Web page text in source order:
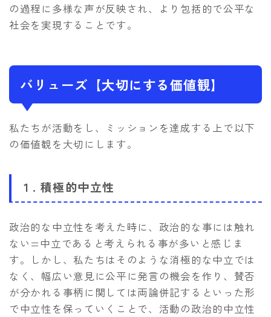
の過程に多様な声が反映され、より包括的で公平な
社会を実現することです。
バリューズ【大切にする価値観】
私たちが活動をし、ミッションを達成する上で以下
の価値観を大切にします。
１. 積極的中立性
政治的な中立性を考えた時に、政治的な事には触れ
ない=中立であると考えられる事が多いと感じま
す。しかし、私たちはそのような消極的な中立では
なく、幅広い意見に公平に発言の機会を作り、賛否
が分かれる事柄に関しては両論併記するといった形
で中立性を保っていくことで、活動の政治的中立性